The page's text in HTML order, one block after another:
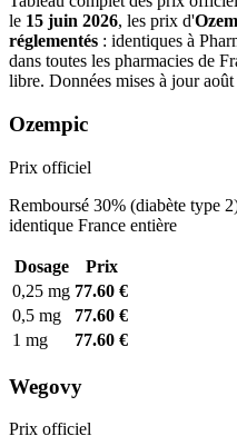
le 15 juin 2026, les prix d'
réglementés : identiques à
dans toutes les pharmacies de
libre. Données mises à jour
Ozempic
Prix officiel
Remboursé 30% (diabète type
identique France entière
Dosage
Prix
0,25 mg 77.60 €
0,5 mg
77.60 €
1 mg
77.60 €
Wegovy
Prix officiel